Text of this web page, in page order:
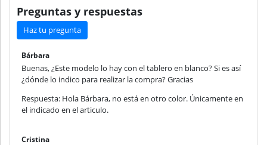
Preguntas y respuestas
Haz tu pregunta
Bárbara
Buenas, ¿Este modelo lo hay con el tablero en blanco? Si es así
¿dónde lo indico para realizar la compra? Gracias
Respuesta: Hola Bárbara, no está en otro color. Únicamente en
el indicado en el articulo.
Cristina